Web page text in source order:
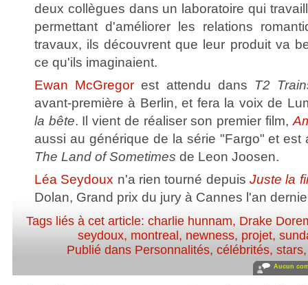
deux collègues dans un laboratoire qui
permettant d'améliorer les relations
travaux, ils découvrent que leur produit va
ce qu'ils imaginaient.
Ewan McGregor est attendu dans T2
avant-première à Berlin, et fera la voix de
la bête. Il vient de réaliser son premier film,
aussi au générique de la série "Fargo" et est
The Land of Sometimes de Leon Joosen.
Léa Seydoux n'a rien tourné depuisJuste la
Dolan, Grand prix du jury à Cannes l'an
Tags liés à cet article:charlie hunnam, Drake
seydoux, montreal , newness, projet,
Publié dans Personnalités, célébrités, stars
Aucun